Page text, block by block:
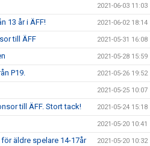
2021-06-03 11:03
13 år i ÄFF! 2021-06-02 18:14
till ÄFF 2021-05-31 16:08
2021-05-28 15:59
P19. 2021-05-26 19:52
2021-05-25 10:07
till ÄFF. Stort tack! 2021-05-24 15:18
2021-05-20 10:41
äldre spelare 14-17år 2021-05-20 10:32